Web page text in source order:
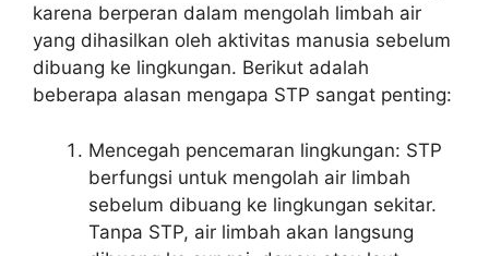
karena berperan dalam mengolah limbah air
yang dihasilkan oleh aktivitas manusia sebelum
dibuang ke lingkungan. Berikut adalah
beberapa alasan mengapa STP sangat penting:
Mencegah pencemaran lingkungan: STP
berfungsi untuk mengolah air limbah
sebelum dibuang ke lingkungan sekitar.
Tanpa STP, air limbah akan langsung